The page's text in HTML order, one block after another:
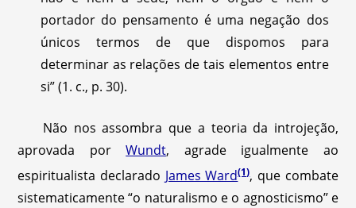
portador do pensamento é uma negação dos
únicos termos de que dispomos para
determinar as relações de tais elementos entre
si” (1. c., p. 30).
Não nos assombra que a teoria da introjeção,
aprovada porWundt, agrade igualmente ao
espiritualista declarado James Ward(1), que combate
sistematicamente “o naturalismo e o agnosticismo” e